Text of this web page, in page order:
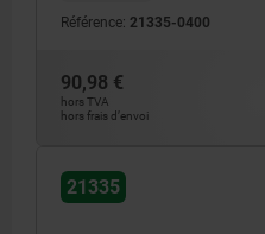
Référence: 21335-0400
90,98 €
hors TVA
hors frais d’envoi
21335